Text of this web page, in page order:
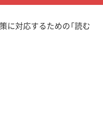
に対応するための「読む